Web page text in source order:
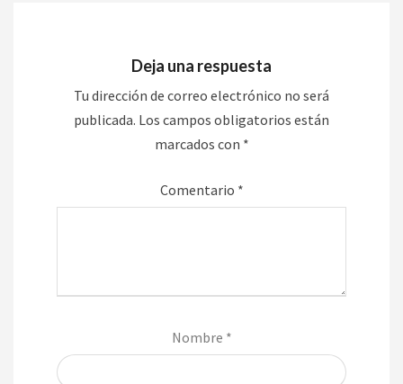
Deja una respuesta
Tu dirección de correo electrónico no será
publicada. Los campos obligatorios están
marcados con *
Comentario *
Nombre *